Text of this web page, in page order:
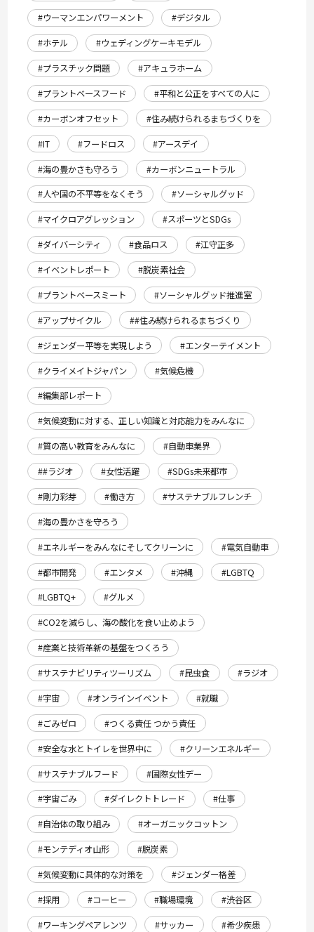
#ウーマンエンパワーメント
#デジタル
#ホテル
#ウェディングケーキモデル
#プラスチック問題
#アキュラホーム
#プラントベースフード
#平和と公正をすべての人に
#カーボンオフセット
#住み続けられるまちづくりを
#IT
#フードロス
#アースデイ
#海の豊かさも守ろう
#カーボンニュートラル
#人や国の不平等をなくそう
#ソーシャルグッド
#マイクロアグレッション
#スポーツとSDGs
#ダイバーシティ
#食品ロス
#江守正多
#イベントレポート
#脱炭素社会
#プラントベースミート
#ソーシャルグッド推進室
#アップサイクル
##住み続けられるまちづくり
#ジェンダー平等を実現しよう
#エンターテイメント
#クライメイトジャパン
#気候危機
#編集部レポート
#気候変動に対する、正しい知識と対応能力をみんなに
#質の高い教育をみんなに
#自動車業界
##ラジオ
#女性活躍
#SDGs未来都市
#剛力彩芽
#働き方
#サステナブルフレンチ
#海の豊かさを守ろう
#エネルギーをみんなにそしてクリーンに
#電気自動車
#都市開発
#エンタメ #沖縄
#LGBTQ
#LGBTQ+
#グルメ
#CO2を減らし、海の酸化を食い止めよう
#産業と技術革新の基盤をつくろう
#サステナビリティツーリズム
#昆虫食
#ラジオ
#宇宙
#オンラインイベント
#就職
#ごみゼロ
#つくる責任 つかう責任
#安全な水とトイレを世界中に
#クリーンエネルギー
#サステナブルフード
#国際女性デー
#宇宙ごみ
#ダイレクトトレード
#仕事
#自治体の取り組み
#オーガニックコットン
#モンテディオ山形
#脱炭素
#気候変動に具体的な対策を
#ジェンダー格差
#採用
#コーヒー #職場環境
#渋谷区
#ワーキングペアレンツ
#サッカー
#希少疾患